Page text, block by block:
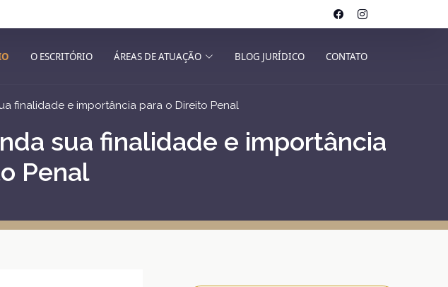
O ESCRITÓRIO ÁREAS DE ATUAÇÃO BLOG JURÍDICO CONTATO
finalidade e importância para o Direito Penal
sua finalidade e importância
Penal